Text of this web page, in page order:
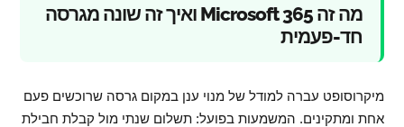
מה זה Microsoft 365 ואיך זה שונה מגרסה
חד-פעמית
מיקרוסופט עברה למודל של מנוי ענן במקום גרסה שרוכשים פעם
אחת ומתקינים. המשמעות בפועל: תשלום שנתי מול קבלת חבילת